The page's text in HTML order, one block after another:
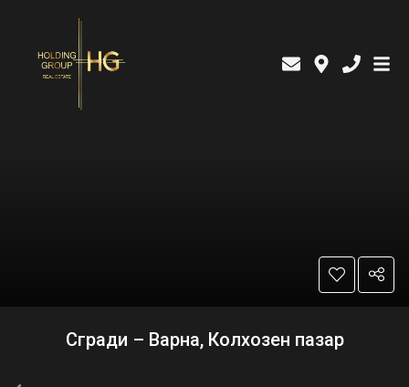
Сгради – Варна, Колхозен пазар